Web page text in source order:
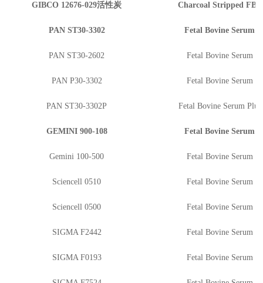
GIBCO 12676-029活性炭 Charcoal Stripped FBS
PAN ST30-3302 Fetal Bovine Serum
PAN ST30-2602 Fetal Bovine Serum
PAN P30-3302 Fetal Bovine Serum
PAN ST30-3302P Fetal Bovine Serum Plus
GEMINI 900-108 Fetal Bovine Serum
Gemini 100-500 Fetal Bovine Serum
Sciencell 0510 Fetal Bovine Serum
Sciencell 0500 Fetal Bovine Serum
SIGMA F2442 Fetal Bovine Serum
SIGMA F0193 Fetal Bovine Serum